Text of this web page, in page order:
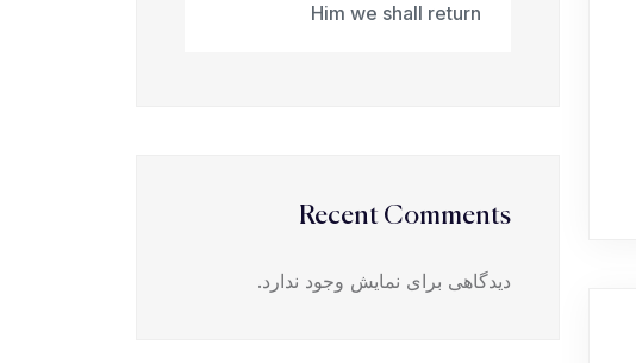
Him we shall return
Recent Comments
دیدگاهی برای نمایش وجود ندارد.